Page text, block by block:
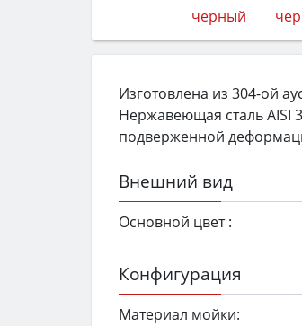
Изготовлена из 304-ой
Нержавеющая сталь AISI
подверженной
Внешний вид
Основной цвет :
Конфигурация
Материал мойки: